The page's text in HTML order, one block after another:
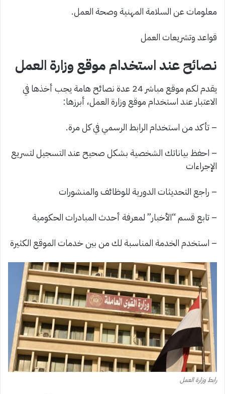
معلومات عن السلامة المهنية وصحة العمل.
قواعد وتشريعات العمل
نصائح عند استخدام موقع وزارة العمل
يقدم لكم موقع مباشر 24 عدة نصائح هامة يجب أخذها في
الاعتبار عند استخدام موقع وزارة العمل، أبرزها:
– تأكد من استخدام الرابط الرسمي في كل مرة.
– احفظ بياناتك الشخصية بشكل صحيح عند التسجيل لتسريع
الإجراءات
– راجع التحديثات الدورية للوظائف والمنشورات
– تابع قسم “الأخبار” لمعرفة أحدث المبادرات الحكومية
– استخدم الخدمة المناسبة لك من بين خدمات الموقع الكثيرة
رابط وزارة العمل